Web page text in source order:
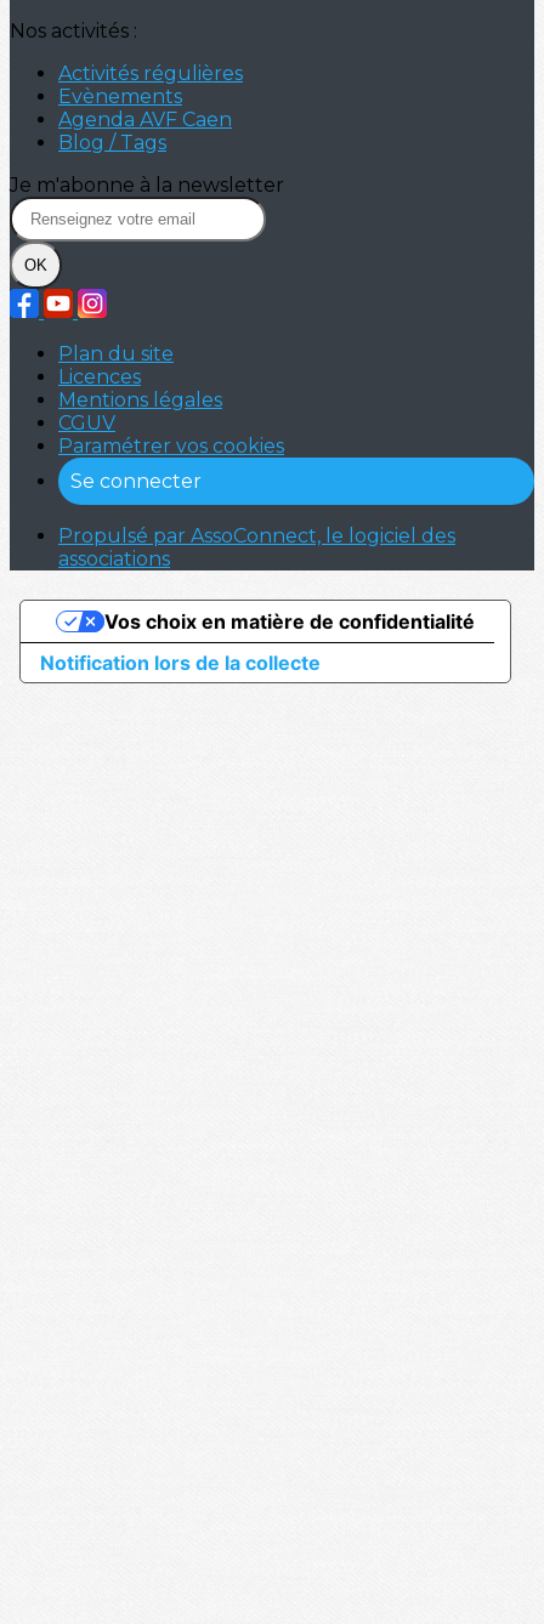
Nos activités :
Activités régulières
Evènements
Agenda AVF Caen
Blog / Tags
Je m'abonne à la newsletter
OK
Plan du site
Licences
Mentions légales
CGUV
Paramétrer vos cookies
Se connecter
Propulsé par AssoConnect, le logiciel des
associations
Notification lors de la collecte
Vos choix en matière de confidentialité